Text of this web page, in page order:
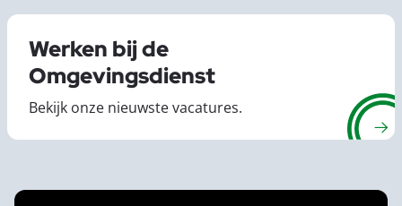
Werken bij de
Omgevingsdienst
Bekijk onze nieuwste vacatures.